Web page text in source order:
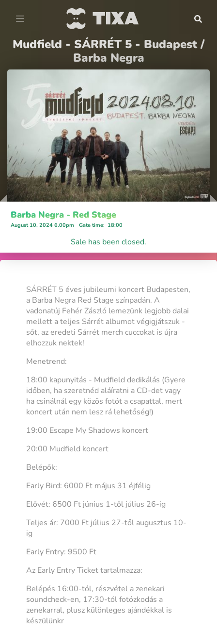
Mudfield - SÁRRÉT 5 - Budapest /
Barba Negra
Barba Negra - Red Stage
August 10, 2024 6.00pm Gate time: 18:00
Sale has been closed.
SÁRRÉT 5 éves jubileumi koncert Budapesten,
a Barba Negra Red Stage színpadán. A
vadonatúj Fehér Zászló lemezünk legjobb dalai
mellett a teljes Sárrét albumot végigjátszuk -
sőt, az eredeti Sárrét merch cuccokat is újra
elhozzuk nektek!
Menetrend:
18:00 kapunyitás - Mudfield dedikálás (Gyere
időben, ha szeretnéd aláíratni a CD-det vagy
ha csinálnál egy közös fotót a csapattal, mert
koncert után nem lesz rá lehetőség!)
19:00 Escape My Shadows koncert
20:00 Mudfield koncert
Belépők:
Early Bird: 6000 Ft május 31 éjfélig
Elővét: 6500 Ft június 1-től július 26-ig
Teljes ár: 7000 Ft július 27-től augusztus 10-
ig
Early Entry: 9500 Ft
Az Early Entry Ticket tartalmazza:
Belépés 16:00-tól, részvétel a zenekari
soundcheck-en, 17:30-tól fotózkodás a
zenekarral, plusz különleges ajándékkal is
készülünkr